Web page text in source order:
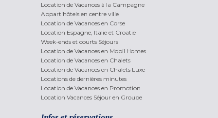
Location de Vacances à la Campagne
Appart'hôtels en centre ville
Location de Vacances en Corse
Location Espagne, Italie et Croatie
Week-ends et courts Séjours
Location de Vacances en Mobil Homes
Location de Vacances en Chalets
Location de Vacances en Chalets Luxe
Locations de dernières minutes
Location de Vacances en Promotion
Location Vacances Séjour en Groupe